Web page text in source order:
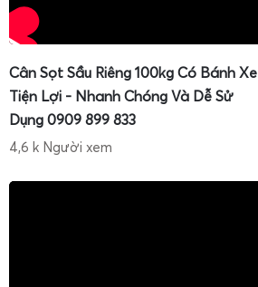
Cân Sọt Sầu Riêng 100kg Có Bánh Xe
Tiện Lợi - Nhanh Chóng Và Dễ Sử
Dụng 0909 899 833
4,6 k Người xem